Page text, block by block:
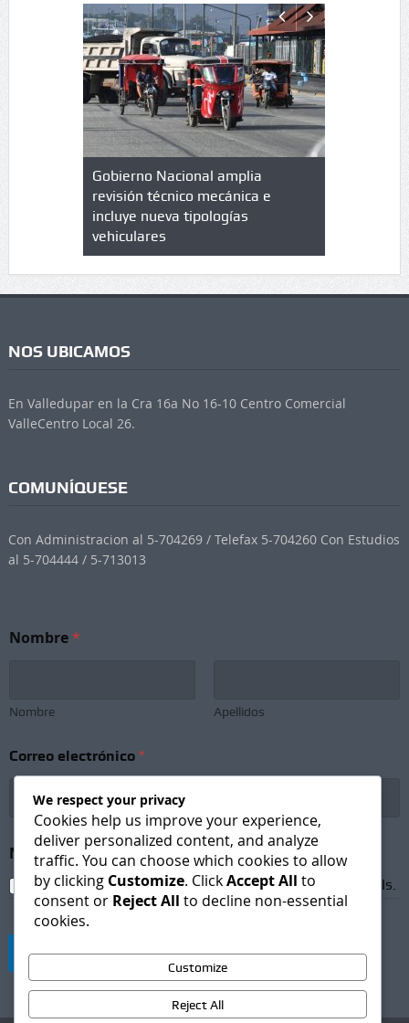
Gobierno Nacional amplia
revisión técnico mecánica e
incluye nueva tipologías
vehiculares
NOS UBICAMOS
En Valledupar en la Cra 16a No 16-10 Centro Comercial
ValleCentro Local 26.
COMUNÍQUESE
Con Administracion al 5-704269 / Telefax 5-704260 Con Estudios
al 5-704444 / 5-713013
Nombre*
Nombre Apellidos
Correo electrónico *
S
u
b
i
Newsletter Subscription *
I agree to receive newsletters and promotional emails.
Suscribirse
We respect your privacy
Cookies help us improve your experience,
deliver personalized content, and analyze
traffic. You can choose which cookies to allow
by clicking Customize. ClickAccept All to
consent or Reject All to decline non-essential
cookies.
Customize
Reject All